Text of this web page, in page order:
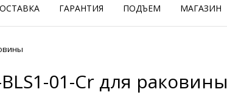
ГАРАНТИЯ ПОДЪЕМ МАГАЗИН
01-Cr для раковины